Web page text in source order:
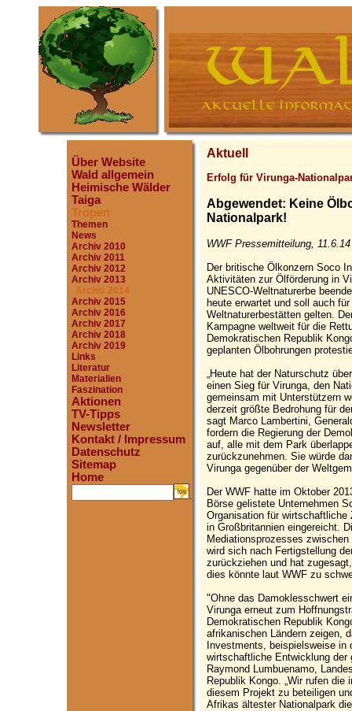
Über Website
Wald allgemein
Heimische Wälder
Taiga
Tropen
Themen
News
Archiv 2010
Archiv 2011
Archiv 2012
Archiv 2013
Archiv 2014
Archiv 2015
Archiv 2016
Archiv 2017
Archiv 2018
Archiv 2019
Links
Literatur
Materialien
Faszination
Aktionen
TV-Tipps
Newsletter
Kontakt / Impressum
Datenschutz
Sitemap
Home
.
Aktuell
Erfolg für Virunga-
Abgewendet: Keine
Nationalpark!
WWF Pressemitteilung, 11.6.14
Der britische Ölkonzern Soco
Aktivitäten zur Ölförderung in
UNESCO-Weltnaturerbe
heute erwartet und soll auch
Weltnaturerbestätten gelten.
Kampagne weltweit für die
Demokratischen Republik
geplanten Ölbohrungen
„Heute hat der Naturschutz
einen Sieg für Virunga, den
gemeinsam mit Unterstützern
derzeit größte Bedrohung für
sagt Marco Lambertini,
fordern die Regierung der
auf, alle mit dem Park
zurückzunehmen. Sie würde
Virunga gegenüber der
Der WWF hatte im Oktober
Börse gelistete Unternehmen
Organisation für wirtschaftliche
in Großbritannien eingereicht.
Mediationsprozesses
wird sich nach Fertigstellung
zurückziehen und hat
dies könnte laut WWF zu
"Ohne das Damoklesschwert
Virunga erneut zum
Demokratischen Republik
afrikanischen Ländern zeigen,
Investments, beispielsweise in
wirtschaftliche Entwicklung der
Raymond Lumbuenamo,
Republik Kongo. „Wir rufen
diesem Projekt zu beteiligen
Afrikas ältester Nationalpark